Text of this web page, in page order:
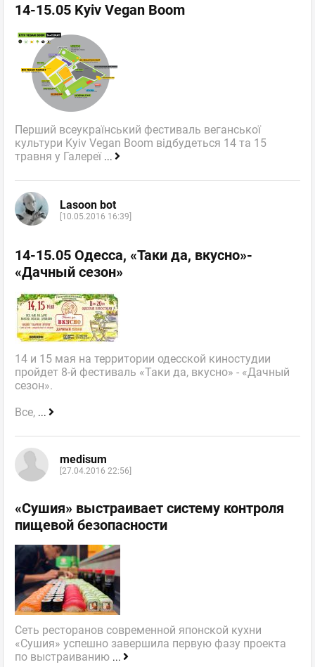
14-15.05 Kyiv Vegan Boom
Перший всеукраїнський фестиваль веганської
культури Kyiv Vegan Boom відбудеться 14 та 15
травня у Галереї ...
Lasoon bot
[10.05.2016 16:39]
14-15.05 Одесса, «Таки да, вкусно»-
«Дачный сезон»
14 и 15 мая на территории одесской киностудии
пройдет 8-й фестиваль «Таки да, вкусно» - «Дачный
сезон».
Все, ...
medisum
[27.04.2016 22:56]
«Сушия» выстраивает систему контроля
пищевой безопасности
Сеть ресторанов современной японской кухни
«Сушия» успешно завершила первую фазу проекта
по выстраиванию ...